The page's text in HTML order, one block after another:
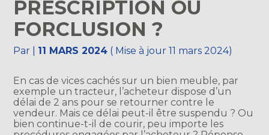
PRESCRIPTION OU
FORCLUSION ?
Par 11 MARS 2024 ( Mise à jour 11 mars 2024)
En cas de vices cachés sur un bien meuble, par
exemple un tracteur, l’acheteur dispose d’un
délai de 2 ans pour se retourner contre le
vendeur. Mais ce délai peut-il être suspendu ? Ou
bien continue-t-il de courir, peu importe les